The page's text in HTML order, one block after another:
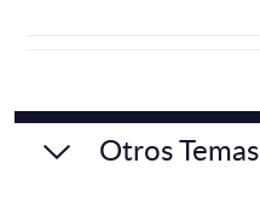
Otros Temas